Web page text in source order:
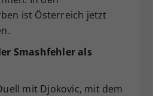
ist Österreich jetzt
Smashfehler als
mit Djokovic, mit dem